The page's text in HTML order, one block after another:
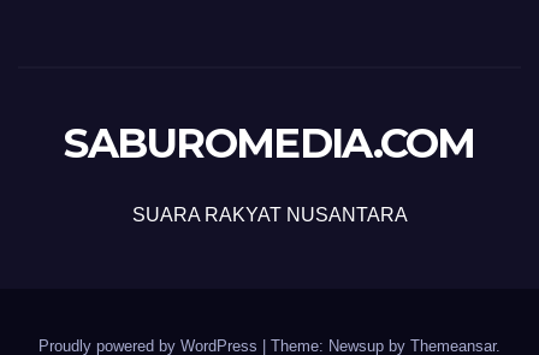
SABUROMEDIA.COM
SUARA RAKYAT NUSANTARA
Proudly powered by WordPress | Theme: Newsup by Themeansar.